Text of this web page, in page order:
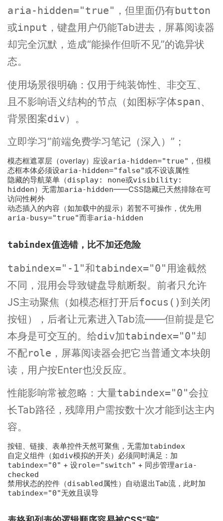
aria-hidden="true" ，但里面仍有button
或input ，键盘用户仍能Tab进去，屏幕阅读器
却完全沉默，造成“能操作但听不见”的诡异状
态。
使用场景很明确：仅用于纯装饰性、非交互、
且不影响语义结构的节点（如图标字体span、
背景图案div）。
立即学习“前端免费学习笔记（深入）”；
模态框遮罩层（overlay）应设aria-hidden="true" ，但模
态框本体必须设aria-hidden="false"或不设该属性
隐藏的导航菜单（display: none或visibility:
hidden）无需加aria-hidden——CSS隐藏已天然排除在可
访问性树外
动态插入的内容（如加载中的提示）若暂不可操作，优先用
aria-busy="true"而非aria-hidden
tabindex值选错，比不加还危险
tabindex="-1"和tabindex="0" 用途截然
不同，混用会导致键盘导航断裂。前者只允许
JS主动聚焦（如模态框打开后focus()到关闭
按钮），后者让元素进入Tab流——但前提是它
本身是可交互的。给div加tabindex="0"却
不配role ，屏幕阅读器会把它当普通文本块朗
读，用户按Enter也没反应。
性能影响常被忽略：大量tabindex="0"会拉
长Tab路径，残障用户需按数十次才能到达主内
容。
按钮、链接、表单控件天然可聚焦，无需加tabindex
自定义组件（如div模拟的开关）必须同时满足：加
tabindex="0" + 设role="switch" + 同步管理aria-
checked
禁用状态的控件（disabled属性）自动退出Tab流，此时加
tabindex="0"无效且误导